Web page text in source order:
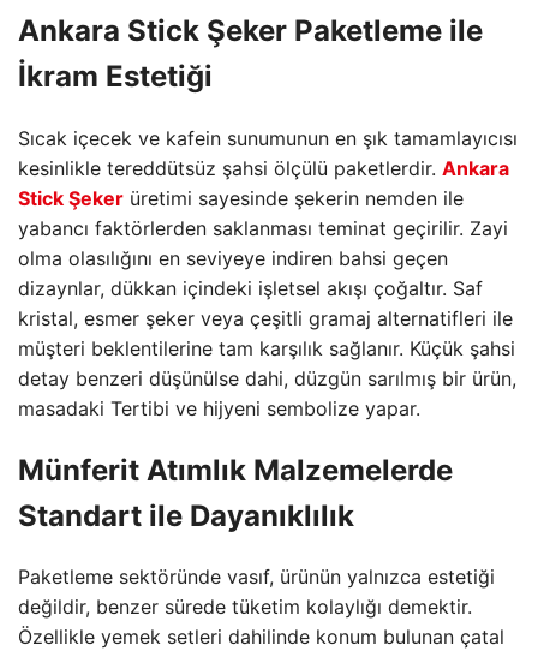
Ankara Stick Şeker Paketleme ile
İkram Estetiği
Sıcak içecek ve kafein sunumunun en şık tamamlayıcısı
kesinlikle tereddütsüz şahsi ölçülü paketlerdir. Ankara
Stick Şeker üretimi sayesinde şekerin nemden ile
yabancı faktörlerden saklanması teminat geçirilir. Zayi
olma olasılığını en seviyeye indiren bahsi geçen
dizaynlar, dükkan içindeki işletsel akışı çoğaltır. Saf
kristal, esmer şeker veya çeşitli gramaj alternatifleri ile
müşteri beklentilerine tam karşılık sağlanır. Küçük şahsi
detay benzeri düşünülse dahi, düzgün sarılmış bir ürün,
masadaki Tertibi ve hijyeni sembolize yapar.
Münferit Atımlık Malzemelerde
Standart ile Dayanıklılık
Paketleme sektöründe vasıf, ürünün yalnızca estetiği
değildir, benzer sürede tüketim kolaylığı demektir.
Özellikle yemek setleri dahilinde konum bulunan çatal